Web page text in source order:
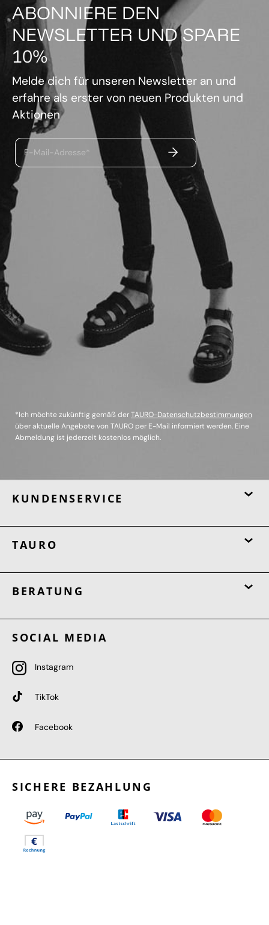
ABONNIERE DEN
NEWSLETTER UND SPARE
10%
Melde dich für unseren Newsletter an und
erfahre als erster von neuen Produkten und
Aktionen
E-Mail-Adresse* ABSENDEN
*Ich möchte zukünftig gemäß derTAURO-Datenschutzbestimmungen
über aktuelle Angebote von TAURO per E-Mail informiert werden. Eine
Abmeldung ist jederzeit kostenlos möglich.
KUNDENSERVICE
TAURO
BERATUNG
SOCIAL MEDIA
Instagram
TikTok
Facebook
SICHERE BEZAHLUNG